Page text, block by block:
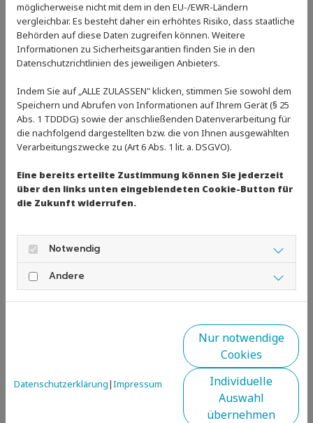
Zurück
Super Leistung! Herzlichen Glückwunsch an Vadym
Klimenko und seinen Trainer Xavi!
Juniorenwertung
cool
möglicherweise nicht mit dem in den EU-/EWR-Ländern
vergleichbar. Es besteht daher ein erhöhtes Risiko, dass staatliche
Behörden auf diese Daten zugreifen können. Weitere
Informationen zu Sicherheitsgarantien finden Sie in den
Datenschutzrichtlinien des jeweiligen Anbieters.
Indem Sie auf „ALLE ZULASSEN" klicken, stimmen Sie sowohl dem
Speichern und Abrufen von Informationen auf Ihrem Gerät (§ 25
Abs. 1 TDDDG) sowie der anschließenden Datenverarbeitung für
die nachfolgend dargestellten bzw. die von Ihnen ausgewählten
Verarbeitungszwecke zu (Art 6 Abs. 1 lit. a. DSGVO).
Eine bereits erteilte Zustimmung können Sie jederzeit
über den links unten eingeblendeten Cookie-Button für
die Zukunft widerrufen.
Notwendig
Andere
Datenschutzerklärung|Impressum
Nur notwendige
Cookies
Individuelle
Auswahl
übernehmen